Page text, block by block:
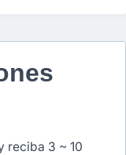
reciba 3 ~ 10